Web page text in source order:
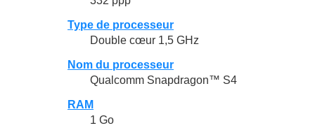
Type de processeur
Double cœur 1,5 GHz
Nom du processeur
Qualcomm Snapdragon™ S4
RAM
1 Go